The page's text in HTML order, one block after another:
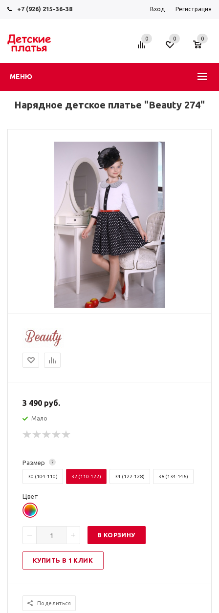
+7 (926) 215-36-38 Вход Регистрация
МЕНЮ
0 0 0
Нарядное детское платье "Beauty 274"
3 490 руб.
Мало
?
Размер
30 (104-110) 32 (110-122) 34 (122-128) 38 (134-146)
Цвет
В КОРЗИНУ
КУПИТЬ В 1 КЛИК
Поделиться